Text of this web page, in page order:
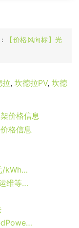
【价格风向标】光
拉, 坎德拉PV, 坎德
价格信息
格信息
江苏省补征求意见：户用光伏0.32元/kWh，普通分布式0.1元/kWh
8月光伏EPC、组件、支架、监理、运维等价格汇总
基于6.5TW 光伏设计容量数据-RatedPower发布对 2022 年太阳能和可再生能源的展望预测